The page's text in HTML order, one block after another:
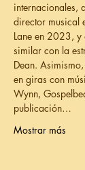
internacionales,
director musical
Lane en 2023, y
similar con la
Dean.
en giras con
Wynn,
publicación…
Mostrar más